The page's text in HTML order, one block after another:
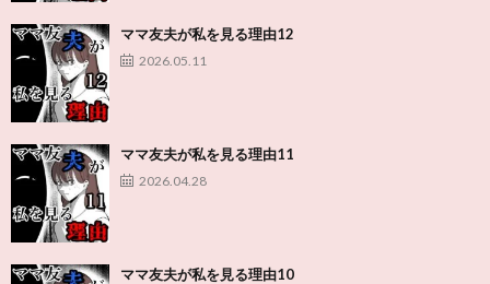
ママ友夫が私を見る理由12
2026.05.11
ママ友夫が私を見る理由11
2026.04.28
ママ友夫が私を見る理由10